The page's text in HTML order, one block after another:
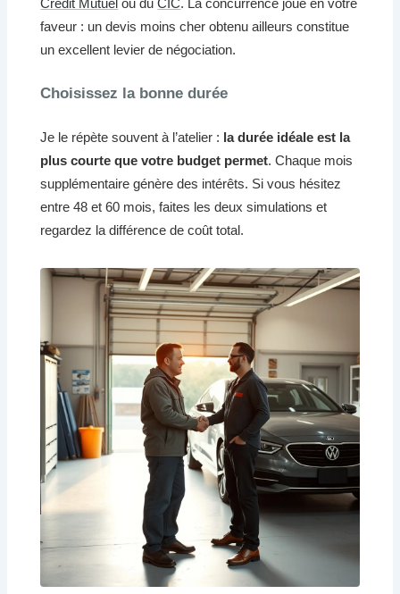
Crédit Mutuel ou duCIC. La concurrence joue en votre
faveur : un devis moins cher obtenu ailleurs constitue
un excellent levier de négociation.
Choisissez la bonne durée
Je le répète souvent à l’atelier : la durée idéale est la
plus courte que votre budget permet. Chaque mois
supplémentaire génère des intérêts. Si vous hésitez
entre 48 et 60 mois, faites les deux simulations et
regardez la différence de coût total.